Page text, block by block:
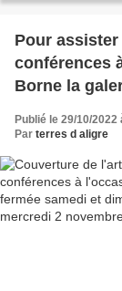
Pour
conférences
Borne la
29 et 30
novembre.
Publié le 29/10/2022
Par terres d aligre